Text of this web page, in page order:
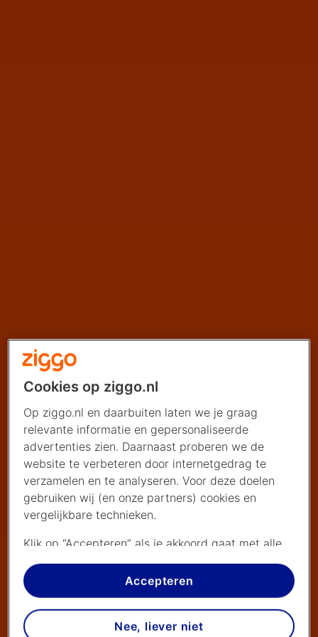
Cookies op ziggo.nl
Op ziggo.nl en daarbuiten laten we je graag
relevante informatie en gepersonaliseerde
advertenties zien. Daarnaast proberen we de
website te verbeteren door internetgedrag te
verzamelen en te analyseren. Voor deze doelen
gebruiken wij (en onze partners) cookies en
vergelijkbare technieken.
Klik op “Accepteren” als je akkoord gaat met alle
cookies. Kies je voor “Nee, liever niet”, dan
plaatsen we alleen strikt noodzakelijke cookies om
de website goed te laten werken. Dat betekent
dat we geen vormen van personalisatie
toepassen.
Accepteren
Nee, liever niet